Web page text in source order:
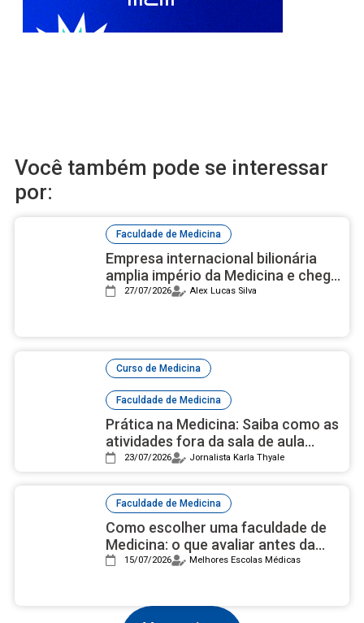
Você também pode se interessar
por:
Faculdade de Medicina
Empresa internacional bilionária
amplia império da Medicina e chega
à sexta faculdade no Brasil
27/07/2026 Alex Lucas Silva
Curso de Medicina
Faculdade de Medicina
Prática na Medicina: Saiba como as
atividades fora da sala de aula
auxiliam na carreira
23/07/2026 Jornalista Karla Thyale
Faculdade de Medicina
Como escolher uma faculdade de
Medicina: o que avaliar antes da
decisão
15/07/2026 Melhores Escolas Médicas